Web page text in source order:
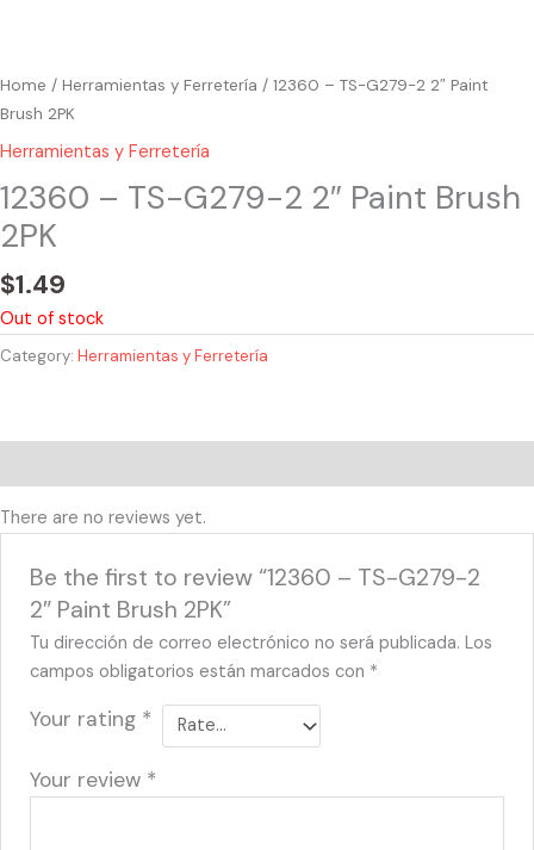
Home / Herramientas y Ferretería / 12360 – TS-G279-2 2″ Paint
Brush 2PK
Herramientas y Ferretería
12360 – TS-G279-2 2″ Paint Brush
2PK
$1.49
Out of stock
Category: Herramientas y Ferretería
There are no reviews yet.
Be the first to review “12360 – TS-G279-2
2″ Paint Brush 2PK”
Tu dirección de correo electrónico no será publicada. Los
campos obligatorios están marcados con *
Your rating *
Your review *